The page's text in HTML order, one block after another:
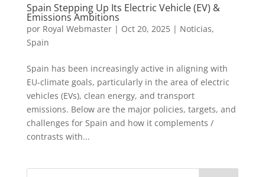
Spain Stepping Up Its Electric Vehicle (EV) &
Emissions Ambitions
por Royal Webmaster| Oct 20, 2025| Noticias,
Spain
Spain has been increasingly active in aligning with
EU-climate goals, particularly in the area of electric
vehicles (EVs), clean energy, and transport
emissions. Below are the major policies, targets, and
challenges for Spain and how it complements /
contrasts with...